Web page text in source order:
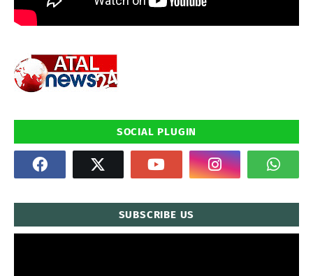
SOCIAL PLUGIN
SUBSCRIBE US